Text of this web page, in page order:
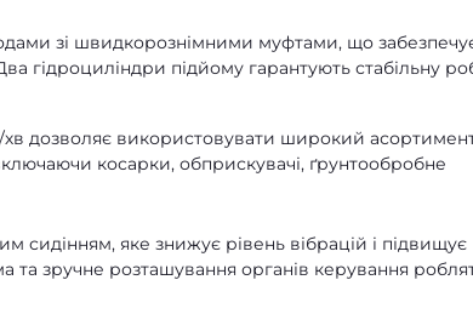
зі швидкорознімними муфтами, що
гідроциліндри підйому гарантують стабільну
дозволяє використовувати широкий
косарки, обприскувачі, ґрунтообробне
сидінням, яке знижує рівень вібрацій і підвищує
та зручне розташування органів керування